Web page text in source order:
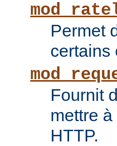
Permet
certains
Fournit
mettre
HTTP.